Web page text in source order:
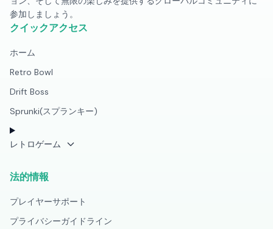
参加しましょう。
クイックアクセス
ホーム
Retro Bowl
Drift Boss
Sprunki(スプランキー)
レトロゲーム
法的情報
プレイヤーサポート
プライバシーガイドライン